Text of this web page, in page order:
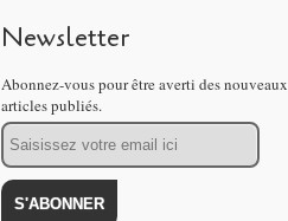
Newsletter
Abonnez-vous pour être averti des nouveaux
articles publiés.
Email